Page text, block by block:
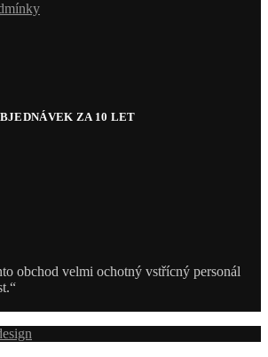
ZA 10 LET
obchod velmi ochotný vstřícný personál